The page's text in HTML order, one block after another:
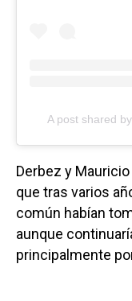
A post shared
Derbez y
que tras varios
común habían
aunque
principalmente